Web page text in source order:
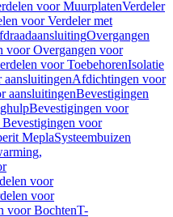
voor MuurplatenVerdeler
voor Verdeler met
Overgangen
voor Overgangen voor
voor ToebehorenIsolatie
aansluitingenAfdichtingen voor
aansluitingenBevestigingen
Bevestigingen voor
voor
MeplaSysteembuizen
voor
voor
voor BochtenT-